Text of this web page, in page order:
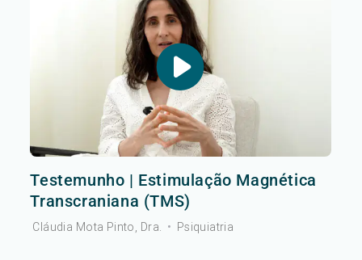
Testemunho | Estimulação Magnética
Transcraniana (TMS)
Cláudia Mota Pinto, Dra. • Psiquiatria